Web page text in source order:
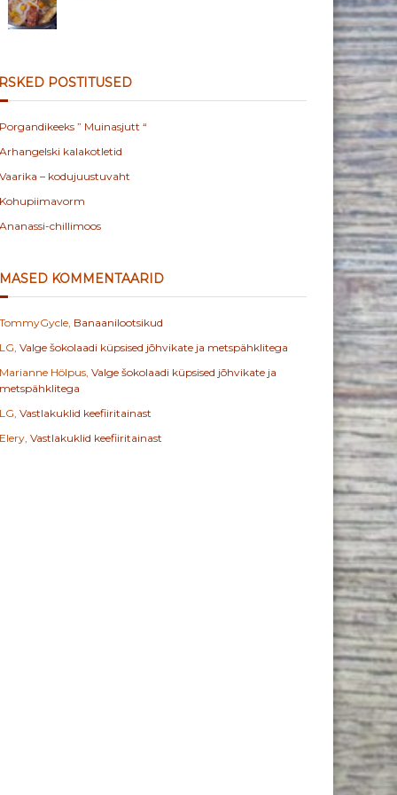
POSTITUSED
Porgandikeeks ” Muinasjutt “
Arhangelski kalakotletid
Vaarika – kodujuustuvaht
Kohupiimavorm
Ananassi-chillimoos
KOMMENTAARID
TommyGycle, Banaanilootsikud
LG, Valge šokolaadi küpsised jõhvikate ja metspähklitega
Marianne Hölpus, Valge šokolaadi küpsised jõhvikate ja
metspähklitega
LG, Vastlakuklid keefiiritainast
Elery, Vastlakuklid keefiiritainast